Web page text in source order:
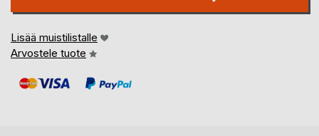
Lisää muistilistalle
Arvostele tuote